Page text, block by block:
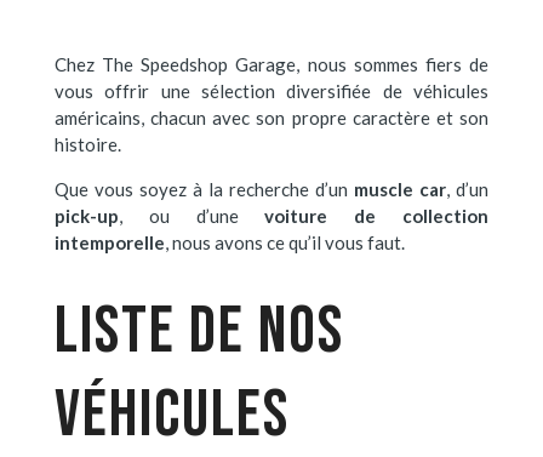
Chez The Speedshop Garage, nous sommes fiers de
vous offrir une sélection diversifiée de véhicules
américains, chacun avec son propre caractère et son
histoire.
Que vous soyez à la recherche d’un muscle car, d’un
pick-up, ou d’unevoiture de collection
intemporelle, nous avons ce qu’il vous faut.
LISTE DE NOS
VÉHICULES